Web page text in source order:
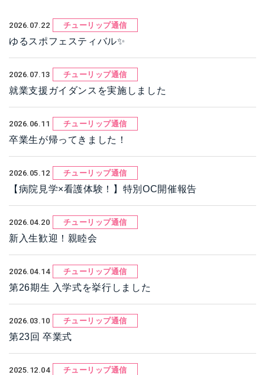
2026.07.22 チューリップ通信
ゆるスポフェスティバル✨
2026.07.13 チューリップ通信
就業支援ガイダンスを実施しました
2026.06.11 チューリップ通信
卒業生が帰ってきました！
2026.05.12 チューリップ通信
【病院見学×看護体験！】特別OC開催報告
2026.04.20 チューリップ通信
新入生歓迎！親睦会
2026.04.14 チューリップ通信
第26期生 入学式を挙行しました
2026.03.10 チューリップ通信
第23回 卒業式
2025.12.04 チューリップ通信